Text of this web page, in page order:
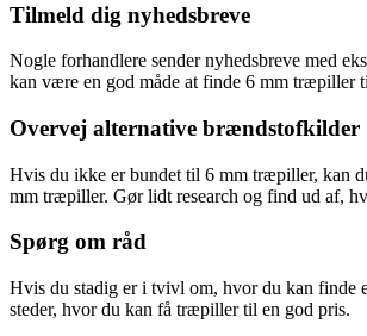
Tilmeld dig nyhedsbreve
Nogle forhandlere sender nyhedsbreve med
kan være en god måde at finde 6 mm træpiller
Overvej alternative brændstofkilder
Hvis du ikke er bundet til 6 mm træpiller, kan
mm træpiller. Gør lidt research og find ud af,
Spørg om råd
Hvis du stadig er i tvivl om, hvor du kan finde
steder, hvor du kan få træpiller til en god pris.